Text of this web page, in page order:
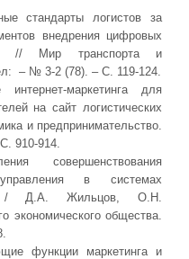
стандарты логистов за
внедрения цифровых
// Мир транспорта и
– № 3-2 (78). – С. 119-124.
маркетинга для
на сайт логистических
и предпринимательство.
910-914.
совершенствования
управления в системах
/ Д.А. Жильцов, О.Н.
экономического общества.
функции маркетинга и